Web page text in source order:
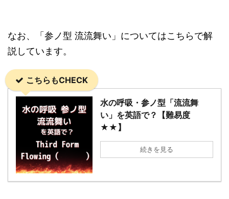
なお、「参ノ型 流流舞い」についてはこちらで解
説しています。
こちらもCHECK
水の呼吸・参ノ型「流流舞
い」を英語で？【難易度
★★】
続きを見る